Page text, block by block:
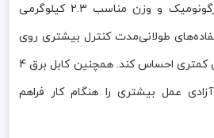
ضد لرزش AVS، طراحی ارگونومیک و وزن مناسب 2.3 کیلوگرمی
طولانی‌مدت کنترل بیشتری روی
ابزار داشته باشد و خستگی کمتری احساس کند. همچنین کابل برق 4
عمل بیشتری را هنگام کار فراهم